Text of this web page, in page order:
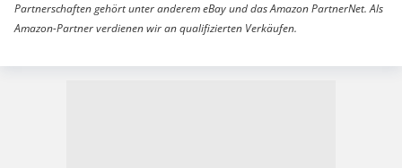
Partnerschaften gehört unter anderem eBay und das Amazon PartnerNet. Als
Amazon-Partner verdienen wir an qualifizierten Verkäufen.